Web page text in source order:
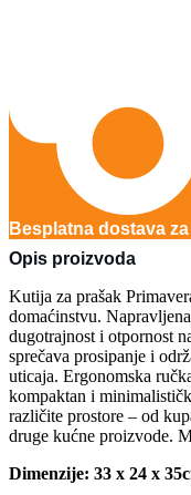
Besplatna dostava
Opis proizvoda
Kutija za prašak
domaćinstvu.
dugotrajnost i otpornost
sprečava prosipanje i
uticaja. Ergonomska
kompaktan i
različite prostore – od
druge kućne proizvode.
Dimenzije: 33 x 24 x